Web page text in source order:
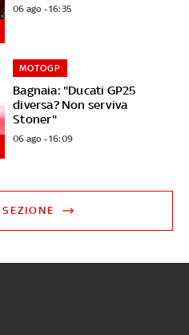
06 ago - 16:35
Bagnaia: "Ducati GP25
diversa? Non serviva
Stoner"
MOTOGP
06 ago - 16:09